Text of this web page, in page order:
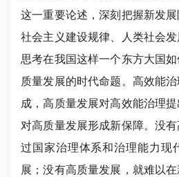
这一重要论述，深刻把握新发展
社会主义建设规律、人类社会
思考在我国这样一个东方大国
质量发展的时代命题。高效能
成，高质量发展对高效能治理
对高质量发展形成新保障。没
过国家治理体系和治理能力现
展；没有高质量发展，就难以